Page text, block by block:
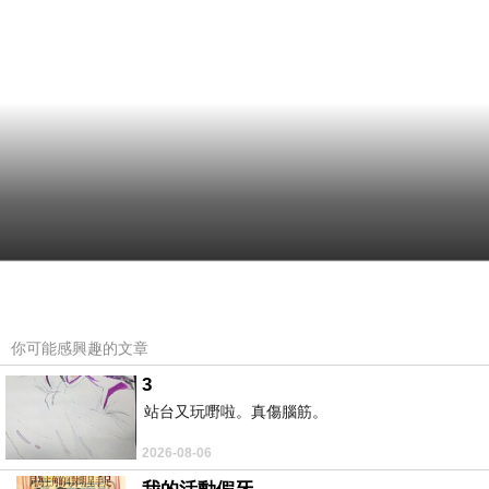
你可能感興趣的文章
3
站台又玩嘢啦。真傷腦筋。
2026-08-06